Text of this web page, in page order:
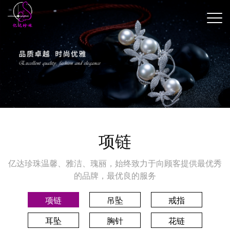
项链
亿达珍珠温馨、雅洁、瑰丽，始终致力于向顾客提供最优秀
的品牌，最优良的服务
项链 吊坠
戒指
耳坠
胸针 花链